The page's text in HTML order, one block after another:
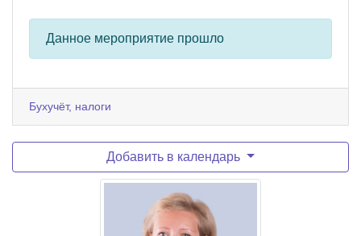
Данное мероприятие прошло
Бухучёт, налоги
Добавить в календарь